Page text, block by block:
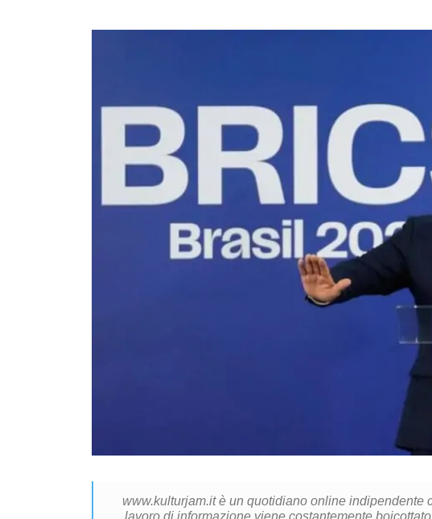
www.kulturjam.it è un quotidiano online indipendente
lavoro di informazione viene costantemente